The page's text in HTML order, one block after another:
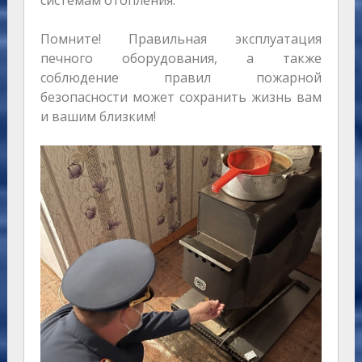
Помните! Правильная эксплуатация
печного оборудования, а также
соблюдение правил пожарной
безопасности может сохранить жизнь вам
и вашим близким!